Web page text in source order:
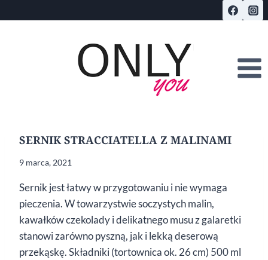
do
SERNIK STRACCIATELLA Z MALINAMI
9 marca, 2021
Sernik jest łatwy w przygotowaniu i nie wymaga
pieczenia. W towarzystwie soczystych malin,
kawałków czekolady i delikatnego musu z galaretki
stanowi zarówno pyszną, jak i lekką deserową
przekąskę. Składniki (tortownica ok. 26 cm) 500 ml